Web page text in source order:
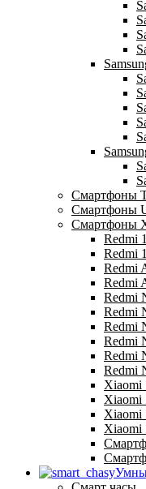
Смартфоны
Смартфоны
Смартфоны
Redmi
Redmi
Redmi
Redmi
Redmi
Redmi
Redmi
Redmi
Redmi
Redmi
Xiaomi
Xiaomi
Xiaomi
Xiaomi